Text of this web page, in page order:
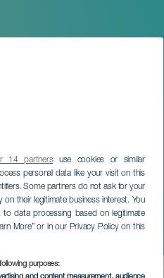
14 partnersuse cookies or similar
personal data like your visit on this
Some partners do not ask for your
their legitimate business interest. You
data processing based on legitimate
More” or in our Privacy Policy on this
purposes:
Junior